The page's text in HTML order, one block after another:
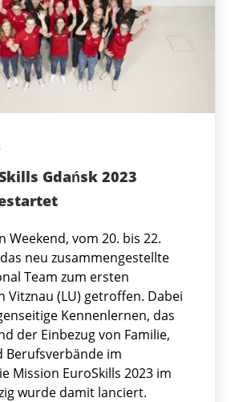
Gdańsk 2023
Weekend, vom 20. bis 22.
neu zusammengestellte
Team zum ersten
Vitznau (LU) getroffen. Dabei
Kennenlernen, das
der Einbezug von Familie,
Berufsverbände im
Mission EuroSkills 2023 im
wurde damit lanciert.